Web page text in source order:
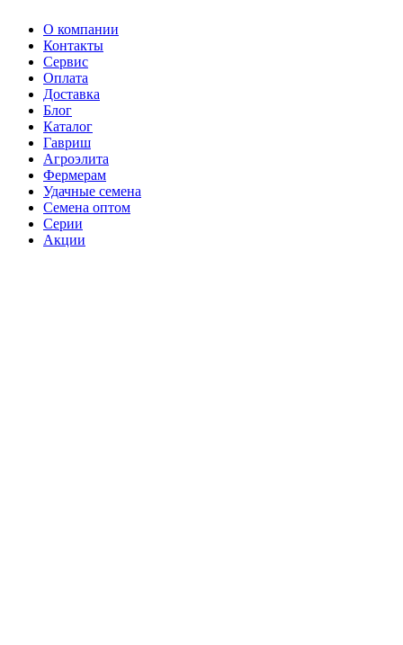
О компании
Контакты
Сервис
Оплата
Доставка
Блог
Каталог
Гавриш
Агроэлита
Фермерам
Удачные семена
Семена оптом
Серии
Акции